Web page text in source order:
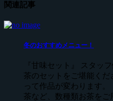
関連記事
冬のおすすめメニュー！
『甘味セット』 スタッ
茶のセットをご堪能く
って作品が変わります
茶など、数種類お茶をご